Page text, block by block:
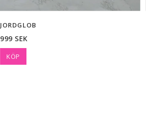
JORDGLOB
999 SEK
KÖP